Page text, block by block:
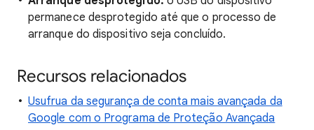
permanece desprotegido até que o processo de
arranque do dispositivo seja concluído.
Recursos relacionados
Usufrua da segurança de conta mais avançada da
Google com o Programa de Proteção Avançada